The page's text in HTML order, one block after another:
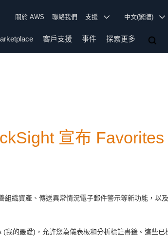
關於 AWS 聯絡我們 支援 中文(繁體)
客戶支援 事件 探索更多
宣布
組織資產、傳送異常情況電子郵件警示等新功能，以
我的最愛)，允許您為儀表板和分析標註書籤。這些